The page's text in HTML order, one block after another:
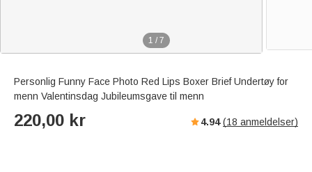
1 / 7
Personlig Funny Face Photo Red Lips Boxer Brief Undertøy for
menn Valentinsdag Jubileumsgave til menn
220,00 kr 4.94 (18 anmeldelser)